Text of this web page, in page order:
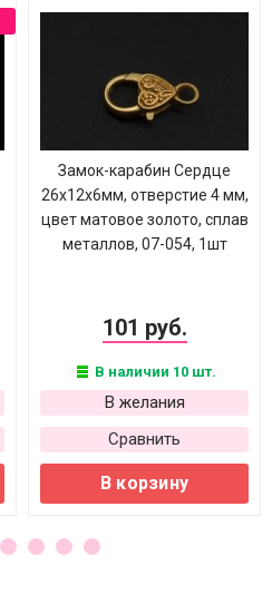
Замок-карабин Сердце
26х12х6мм, отверстие 4 мм,
цвет матовое золото, сплав
металлов, 07-054, 1шт
101 руб.
В наличии 10 шт.
В желания
Сравнить
В корзину